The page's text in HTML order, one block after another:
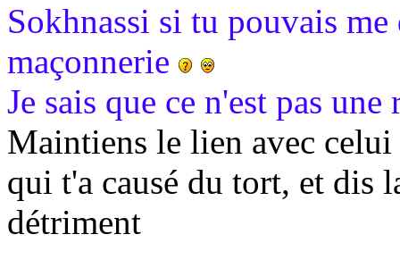
Sokhnassi si tu pouvais
maçonnerie
Je sais que ce n'est pas
Maintiens le lien avec
qui t'a causé du tort, et dis
détriment